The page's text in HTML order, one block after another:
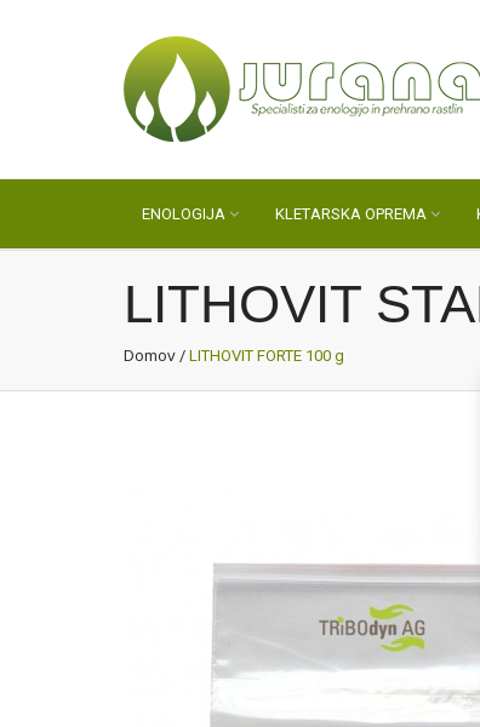
ENOLOGIJA KLETARSKA OPREMA
LITHOVIT
Domov / LITHOVIT FORTE 100 g